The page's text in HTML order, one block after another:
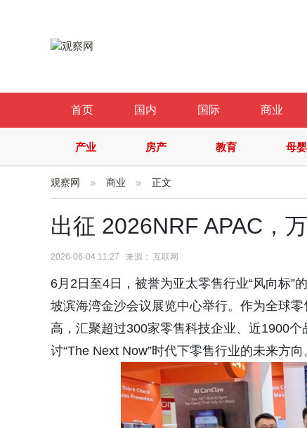
首页 国内 国际 商业
产业 房产 教育 母婴
观察网 商业 正文
出征 2026NRF APAC，
2026-06-04 11:27 来源： 互联网
6月2日至4日，被誉为亚太零售行业“风向标”
坡滨海湾金沙会议展览中心举行。作为全球
高，汇聚超过300家零售科技企业、近1900
讨“The Next Now”时代下零售行业的未来方向